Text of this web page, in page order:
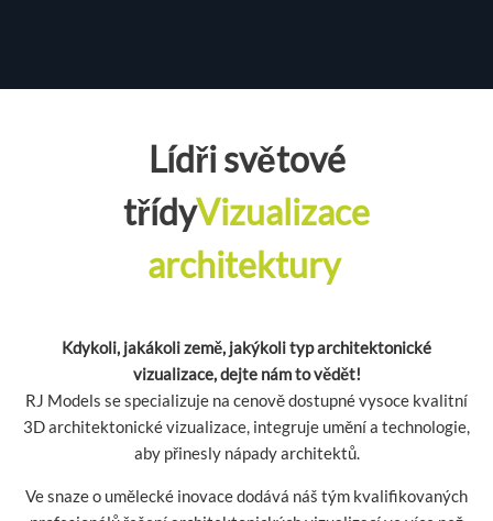
Lídři světové
třídyVizualizace
architektury
Kdykoli, jakákoli země, jakýkoli typ architektonické
vizualizace, dejte nám to vědět!
RJ Models se specializuje na cenově dostupné vysoce kvalitní
3D architektonické vizualizace, integruje umění a technologie,
aby přinesly nápady architektů.
Ve snaze o umělecké inovace dodává náš tým kvalifikovaných